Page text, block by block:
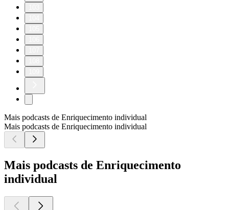
Mais podcasts de Enriquecimento individual
Mais podcasts de Enriquecimento individual
Mais podcasts de Enriquecimento
individual